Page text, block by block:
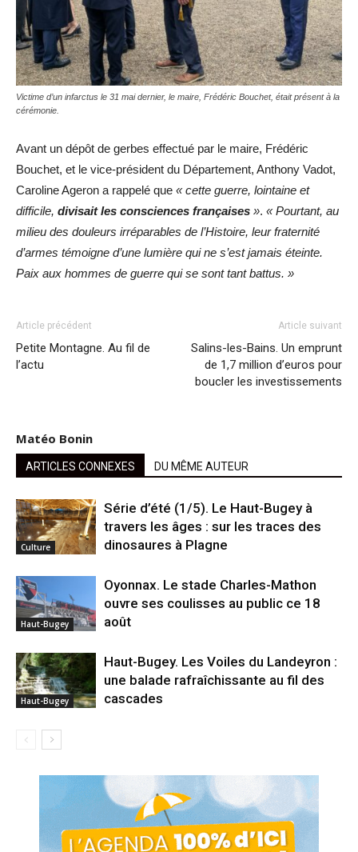
Victime d’un infarctus le 31 mai dernier, le maire, Frédéric Bouchet, était présent à la
cérémonie.
Avant un dépôt de gerbes effectué par le maire, Frédéric
Bouchet, et le vice-président du Département, Anthony Vadot,
Caroline Ageron a rappelé que « cette guerre, lointaine et
difficile, divisait les consciences françaises ». « Pourtant, au
milieu des douleurs irréparables de l’Histoire, leur fraternité
d’armes témoigne d’une lumière qui ne s’est jamais éteinte.
Paix aux hommes de guerre qui se sont tant battus. »
Article précédent
Petite Montagne. Au fil de
l’actu
Article suivant
Salins-les-Bains. Un emprunt
de 1,7 million d’euros pour
boucler les investissements
Matéo Bonin
ARTICLES CONNEXES DU MÊME AUTEUR
Culture
Série d’été (1/5). Le Haut-Bugey à
travers les âges : sur les traces des
dinosaures à Plagne
Haut-Bugey
Oyonnax. Le stade Charles-Mathon
ouvre ses coulisses au public ce 18
août
Haut-Bugey
Haut-Bugey. Les Voiles du Landeyron :
une balade rafraîchissante au fil des
cascades